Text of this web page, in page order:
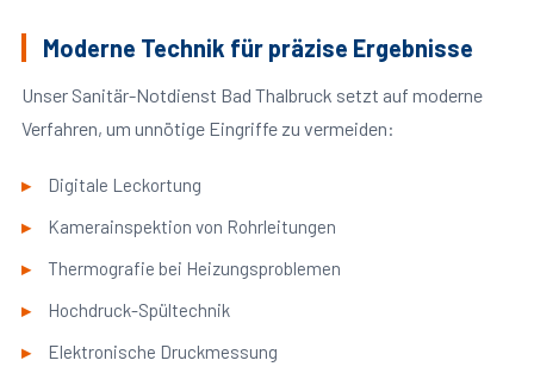
Moderne Technik für präzise Ergebnisse
Unser Sanitär-Notdienst Bad Thalbruck setzt auf moderne
Verfahren, um unnötige Eingriffe zu vermeiden:
Digitale Leckortung
Kamerainspektion von Rohrleitungen
Thermografie bei Heizungsproblemen
Hochdruck-Spültechnik
Elektronische Druckmessung